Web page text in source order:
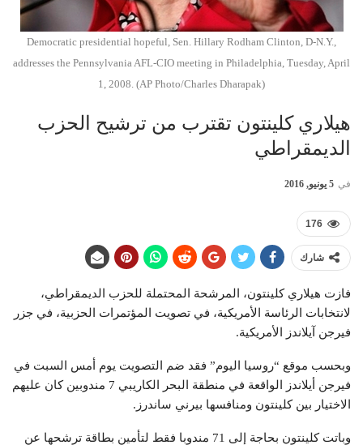
Democratic presidential hopeful, Sen. Hillary Rodham Clinton, D-N.Y.,
addresses the Pennsylvania AFL-CIO meeting in Philadelphia, Tuesday, April
1, 2008. (AP Photo/Charles Dharapak)
هيلاري كلينتون تقترب من ترشيح الحزب
الديمقراطي
في 5 يونيو, 2016
176
شارك
فازت هيلاري كلينتون، المرشحة المحتملة للحزب الديمقراطي،
لانتخابات الرئاسة الأمريكية، في تصويت المؤتمرات الحزبية، في جزر
فيرجن آيلاندز الأمريكية.
وبحسب موقع “روسيا اليوم” فقد ضم التصويت يوم أمس السبت في
فيرجن أيلاندز الواقعة في منطقة البحر الكاريبي 7 مندوبين كان عليهم
الاختيار بين كلينتون ومنافسها بيرني ساندرز.
وباتت كلينتون بحاجة إلى 71 مندوبا فقط لتأمين بطاقة ترشحها عن